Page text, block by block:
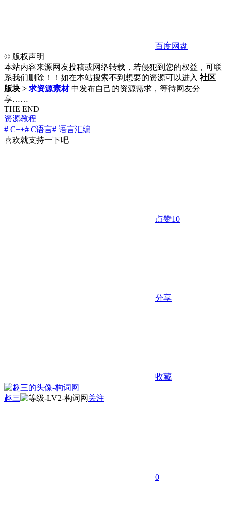
百度网盘
© 版权声明
本站内容来源网友投稿或网络转载，若侵犯到您的权益，可联
系我们删除！！如在本站搜索不到想要的资源可以进入 社区
版块 > 求资源素材 中发布自己的资源需求，等待网友分
享……
THE END
资源教程
# C++# C语言# 语言汇编
喜欢就支持一下吧
点赞10
分享
收藏
趣三 关注
0